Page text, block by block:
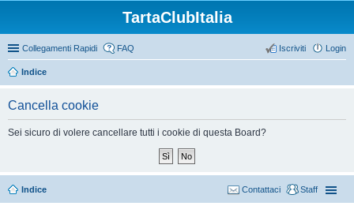
TartaClubItalia
Collegamenti Rapidi FAQ Login
Iscriviti
Indice
Cancella cookie
Sei sicuro di volere cancellare tutti i cookie di questa Board?
Indice Staff
Contattaci